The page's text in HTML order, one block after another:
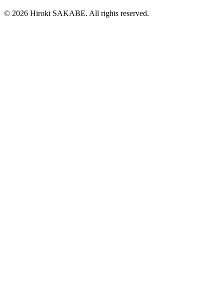
© 2026 Hiroki SAKABE. All rights reserved.